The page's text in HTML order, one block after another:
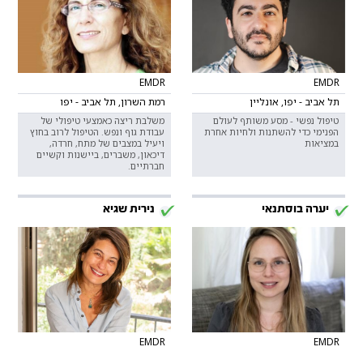
EMDR
תל אביב - יפו, אונליין
טיפול נפשי - מסע משותף לעולם
הפנימי כדי להשתנות ולחיות אחרת
במציאות
EMDR
רמת השרון, תל אביב - יפו
משלבת ריצה כאמצעי טיפולי של
עבודת גוף ונפש. הטיפול לרוב בחוץ
ויעיל במצבים של מתח, חרדה,
דיכאון, משברים, ביישנות וקשיים
חברתיים.
יערה בוסתנאי
EMDR
נירית שגיא
EMDR